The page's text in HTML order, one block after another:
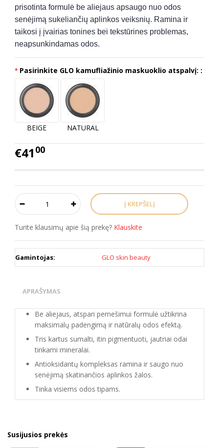
prisotinta formulė be aliejaus apsaugo nuo odos
senėjimą sukeliančių aplinkos veiksnių. Ramina ir
taikosi į įvairias tonines bei tekstūrines problemas,
neapsunkindamas odos.
Pasirinkite GLO kamufliažinio maskuoklio atspalvį: :
BEIGE NATURAL
€41 00
Turite klausimų apie šią prekę? Klauskite
Gamintojas: GLO skin beauty
APRAŠYMAS
Be aliejaus, atspari pernešimui formulė užtikrina
maksimalų padengimą ir natūralų odos efektą.
Tris kartus sumalti, itin pigmentuoti, jautriai odai
tinkami mineralai.
Antioksidantų kompleksas ramina ir saugo nuo
senėjimą skatinančios aplinkos žalos.
Tinka visiems odos tipams.
Susijusios prekės